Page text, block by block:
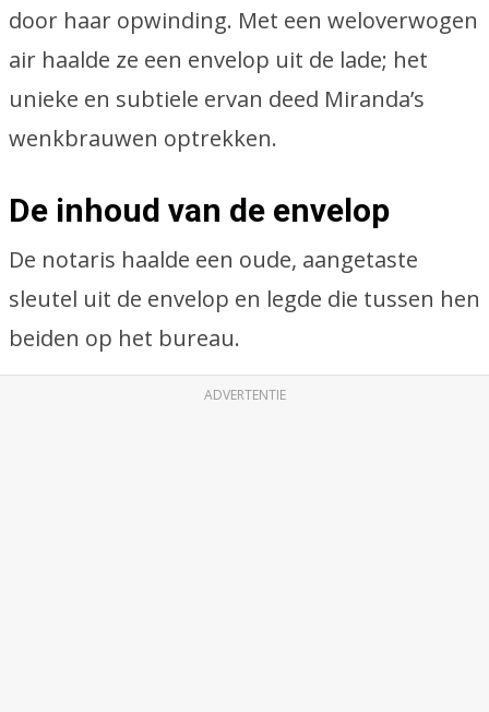
door haar opwinding. Met een weloverwogen
air haalde ze een envelop uit de lade; het
unieke en subtiele ervan deed Miranda’s
wenkbrauwen optrekken.
De inhoud van de envelop
De notaris haalde een oude, aangetaste
sleutel uit de envelop en legde die tussen hen
beiden op het bureau.
ADVERTENTIE